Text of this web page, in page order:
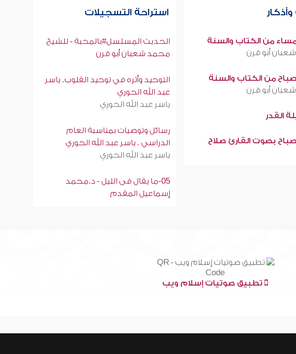
وأذكار
من الكتاب والسنة
أبو قرن
من الكتاب والسنة
أبو قرن
القدر
بصوت القارئ صلاح
استراحة التسجيلات
الحديث المسلسل#بالمحبة - للشيخ
محمد شعبان أبو قرن
التوحيد وأثره في توحيد القلوب. ياسر
عبد الله الحوري
ياسر عبد الله الحوري
رسائل وتوصيات بمناسبة العام
الدراسي . ياسر عبد الله الحوري
ياسر عبد الله الحوري
05-ما يقال فى الليل - د.محمد
إسماعيل المقدم
تطبيق صوتيات إسلام ويب